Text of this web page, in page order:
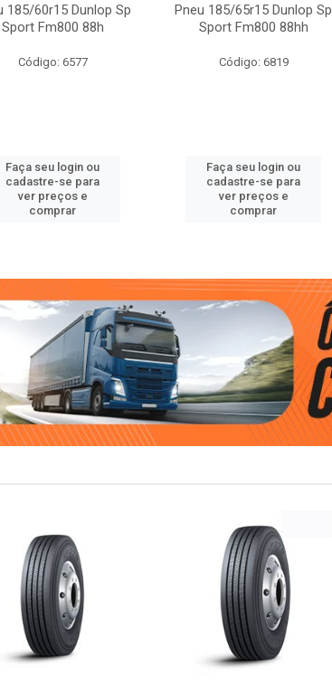
185/60r15 Dunlop Sp
Sport Fm800 88h
Código: 6577
Faça seu login ou
cadastre-se para
ver preços e
comprar
Pneu 185/65r15 Dunlop Sp
Sport Fm800 88hh
Código: 6819
Faça seu login ou
cadastre-se para
ver preços e
comprar